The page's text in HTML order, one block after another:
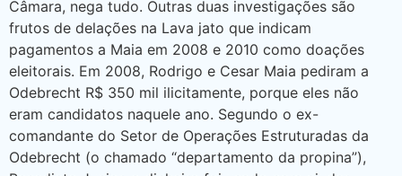
Câmara, nega tudo. Outras duas investigações são
frutos de delações na Lava jato que indicam
pagamentos a Maia em 2008 e 2010 como doações
eleitorais. Em 2008, Rodrigo e Cesar Maia pediram a
Odebrecht R$ 350 mil ilicitamente, porque eles não
eram candidatos naquele ano. Segundo o ex-
comandante do Setor de Operações Estruturadas da
Odebrecht (o chamado “departamento da propina”),